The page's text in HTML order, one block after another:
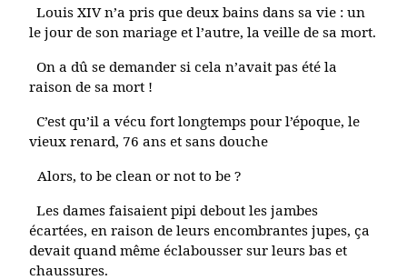
Louis XIV n’a pris que deux bains dans sa vie : un
le jour de son mariage et l’autre, la veille de sa mort.
On a dû se demander si cela n’avait pas été la
raison de sa mort !
C’est qu’il a vécu fort longtemps pour l’époque, le
vieux renard, 76 ans et sans douche
Alors, to be clean or not to be ?
Les dames faisaient pipi debout les jambes
écartées, en raison de leurs encombrantes jupes, ça
devait quand même éclabousser sur leurs bas et
chaussures.